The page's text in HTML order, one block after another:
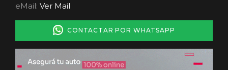
eMail: Ver Mail
CONTACTAR POR WHATSAPP